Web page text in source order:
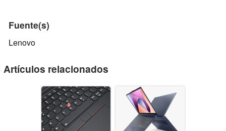
Fuente(s)
Lenovo
Artículos relacionados